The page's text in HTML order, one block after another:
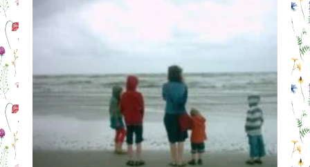
KOFFIE
EEN
OPVLIEGER